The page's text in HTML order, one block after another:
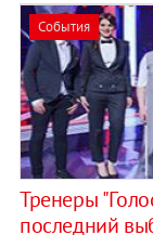
События
Тренеры
последний